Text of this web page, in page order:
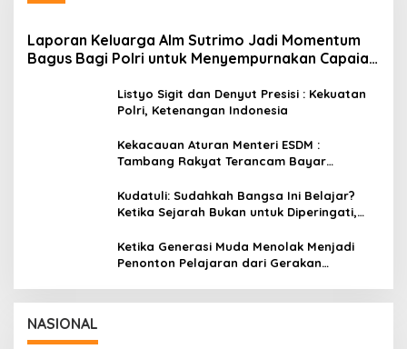
Laporan Keluarga Alm Sutrimo Jadi Momentum
Bagus Bagi Polri untuk Menyempurnakan Capaian
Listyo Sigit dan Denyut Presisi : Kekuatan
Polri, Ketenangan Indonesia
Kekacauan Aturan Menteri ESDM :
Tambang Rakyat Terancam Bayar
Kudatuli: Sudahkah Bangsa Ini Belajar?
Ketika Sejarah Bukan untuk Diperingati,
Ketika Generasi Muda Menolak Menjadi
Penonton Pelajaran dari Gerakan
NASIONAL